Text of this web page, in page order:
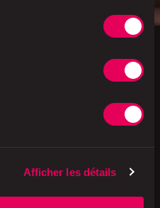
Afficher les détails